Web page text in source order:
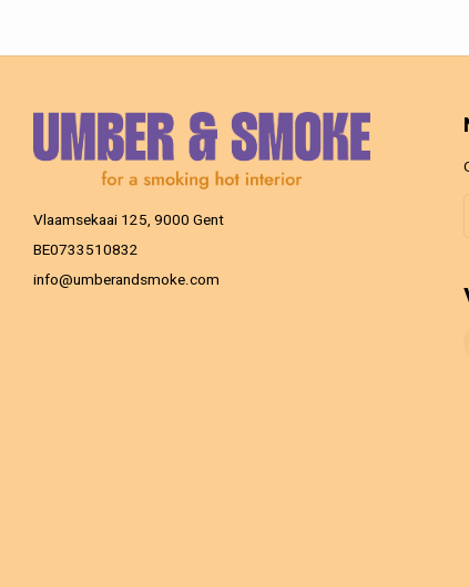
Vlaamsekaai 125, 9000 Gent
BE0733510832
info@umberandsmoke.com